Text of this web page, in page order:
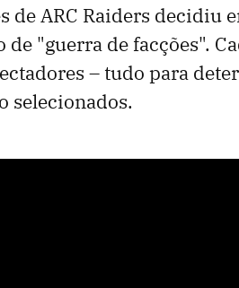
de ARC Raiders decidiu
de "guerra de facções".
– tudo para
selecionados.